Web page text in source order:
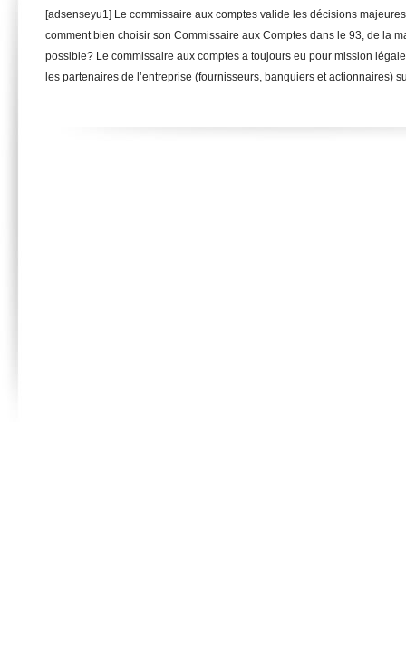
[adsenseyu1] Le commissaire aux comptes valide les décisions
comment bien choisir son Commissaire aux Comptes dans le 93, de la
possible? Le commissaire aux comptes a toujours eu pour mission
les partenaires de l’entreprise (fournisseurs, banquiers et actionnaires)